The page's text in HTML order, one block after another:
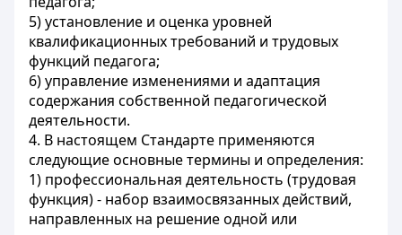
5) установление и оценка уровней
квалификационных требований и трудовых
функций педагога;
6) управление изменениями и адаптация
содержания собственной педагогической
деятельности.
4. В настоящем Стандарте применяются
следующие основные термины и определения:
1) профессиональная деятельность (трудовая
функция) - набор взаимосвязанных действий,
направленных на решение одной или